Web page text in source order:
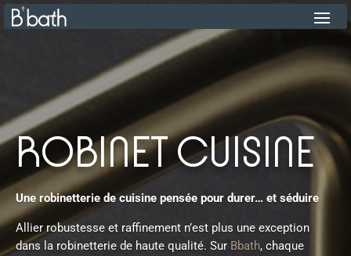
ROBINET CUISINE
Une robinetterie de cuisine pensée pour durer… et séduire
Allier robustesse et raffinement n’est plus une exception
dans la robinetterie de haute qualité. Sur Bbath, chaque